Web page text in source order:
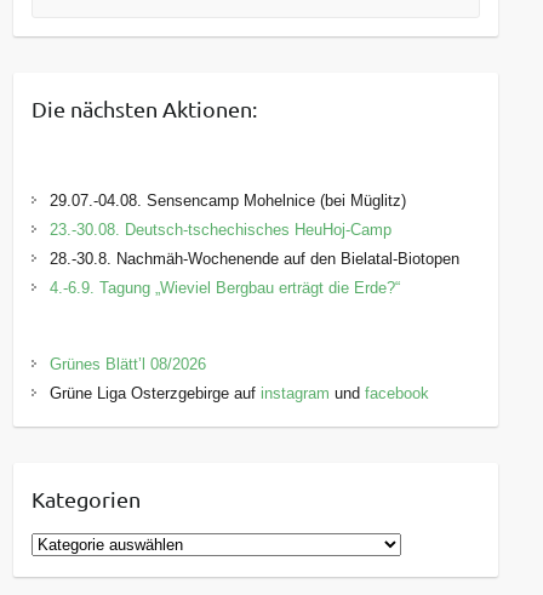
Die nächsten Aktionen:
29.07.-04.08. Sensencamp Mohelnice (bei Müglitz)
23.-30.08. Deutsch-tschechisches HeuHoj-Camp
28.-30.8. Nachmäh-Wochenende auf den Bielatal-Biotopen
4.-6.9. Tagung „Wieviel Bergbau erträgt die Erde?“
Grünes Blätt’l 08/2026
Grüne Liga Osterzgebirge auf instagram undfacebook
Kategorien
K
a